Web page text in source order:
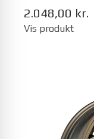
2.048,00 kr.
Vis produkt